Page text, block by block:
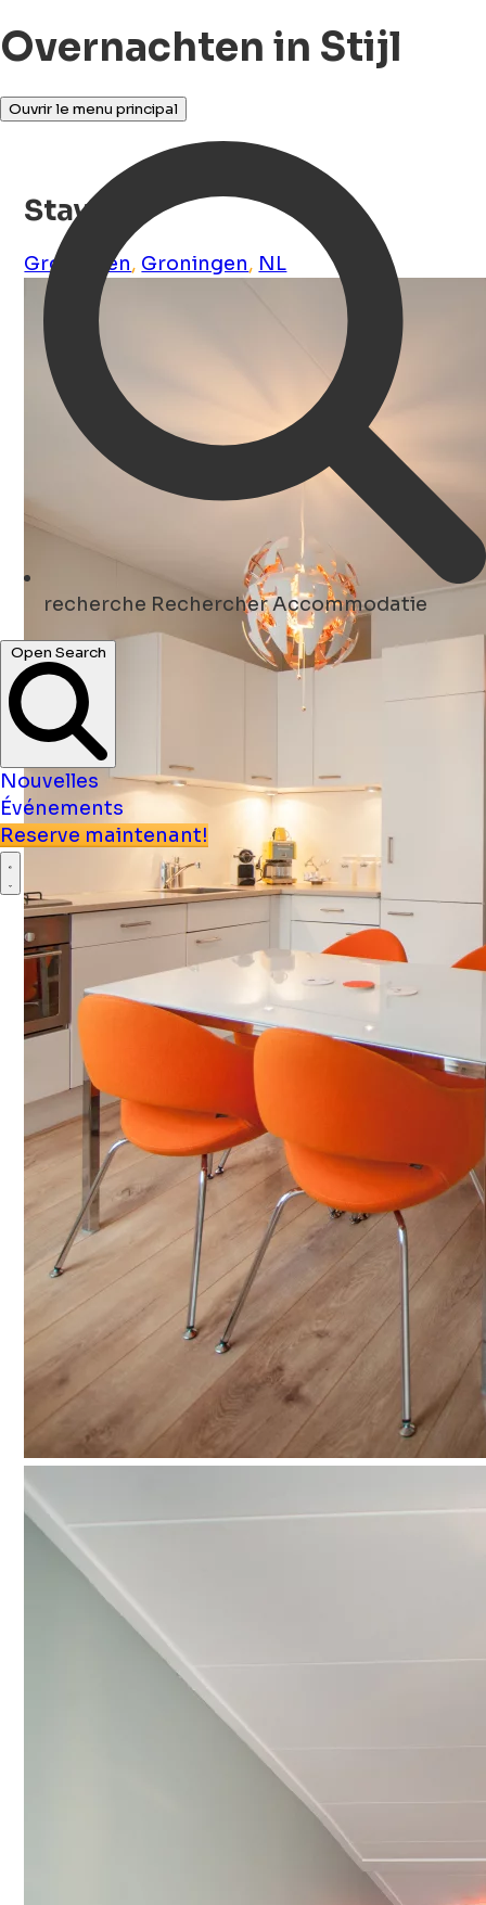
Overnachten in Stijl
Ouvrir le menu principal
recherche Rechercher Accommodatie
Open Search
Nouvelles
Événements
Reserve maintenant!
Stay 19
Groningen, Groningen, NL